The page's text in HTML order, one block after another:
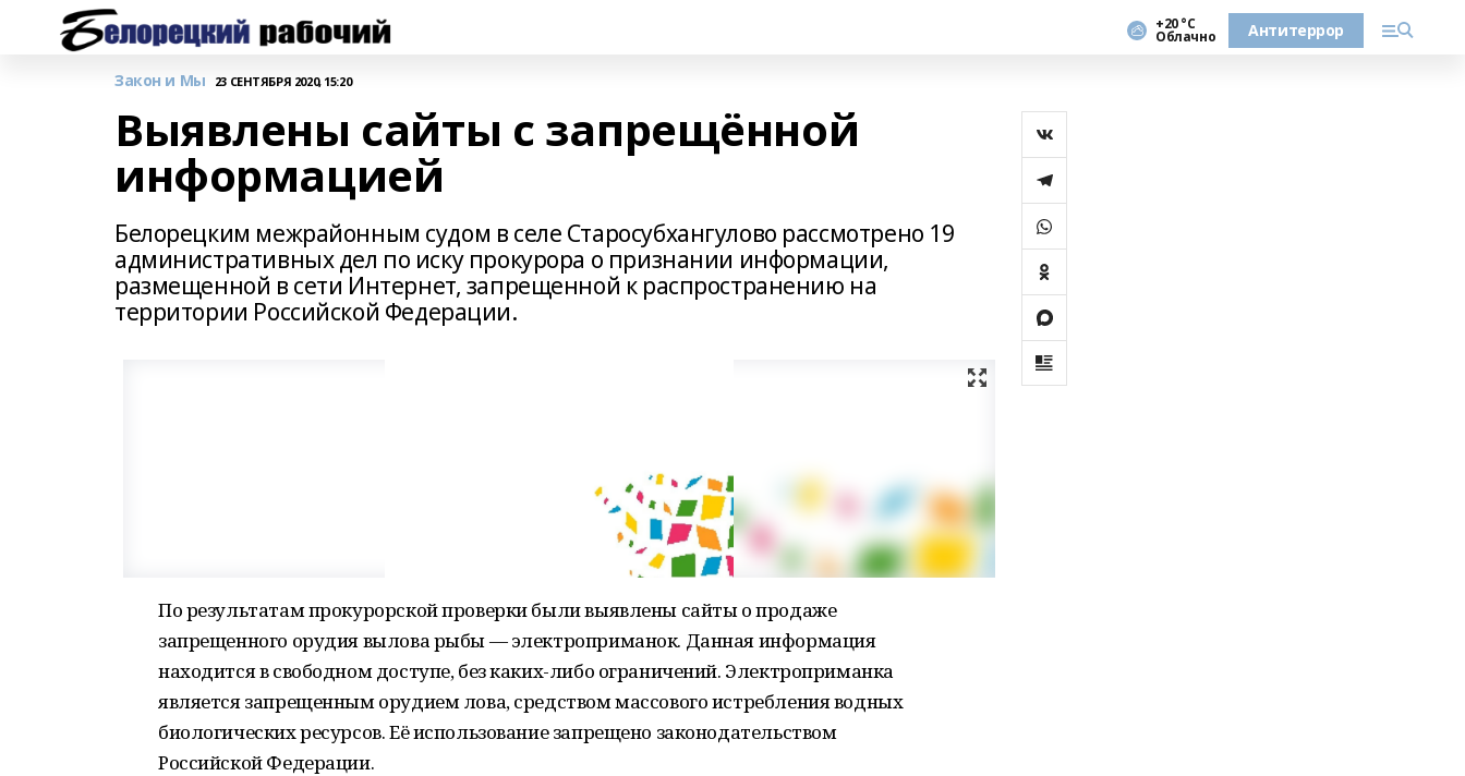
+20 °С
Облачно Антитеррор
Закон и Мы 23 СЕНТЯБРЯ 2020, 15:20
Выявлены сайты с запрещённой
информацией
Белорецким межрайонным судом в селе Старосубхангулово рассмотрено 19
административных дел по иску прокурора о признании информации,
размещенной в сети Интернет, запрещенной к распространению на
территории Российской Федерации.
По результатам прокурорской проверки были выявлены сайты о продаже
запрещенного орудия вылова рыбы — электроприманок. Данная информация
находится в свободном доступе, без каких-либо ограничений. Электроприманка
является запрещенным орудием лова, средством массового истребления водных
биологических ресурсов. Её использование запрещено законодательством
Российской Федерации.